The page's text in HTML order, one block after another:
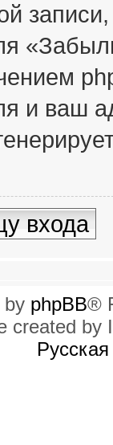
и ваш
входа
by phpBB®
created by